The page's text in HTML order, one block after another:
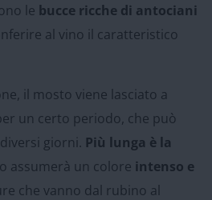
le bucce ricche di antociani
al vino il caratteristico
il mosto viene lasciato a
un certo periodo, che può
giorni. Più lunga è la
assumerà un colore intenso e
che vanno dal rubino al